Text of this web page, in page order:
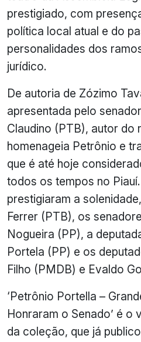
prestigiado, com
política local atual e do
personalidades dos
jurídico.
De autoria de Zózimo
apresentada pelo
Claudino (PTB), autor do
homenageia Petrônio e
que é até hoje
todos os tempos no
prestigiaram a
Ferrer (PTB), os
Nogueira (PP), a
Portela (PP) e os
Filho (PMDB) e Evaldo
‘Petrônio Portella –
Honraram o Senado’ é o
da coleção, que já